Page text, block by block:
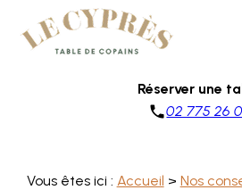
Réserver une
phone02 775 26
Vous êtes ici : Accueil > Nos
Panneau de gestion des cookies